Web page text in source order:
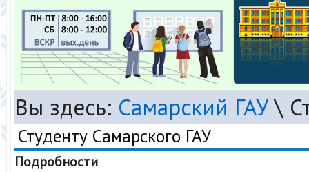
Вы здесь: Самарский ГАУ\
Студенту Самарского ГАУ
Подробности